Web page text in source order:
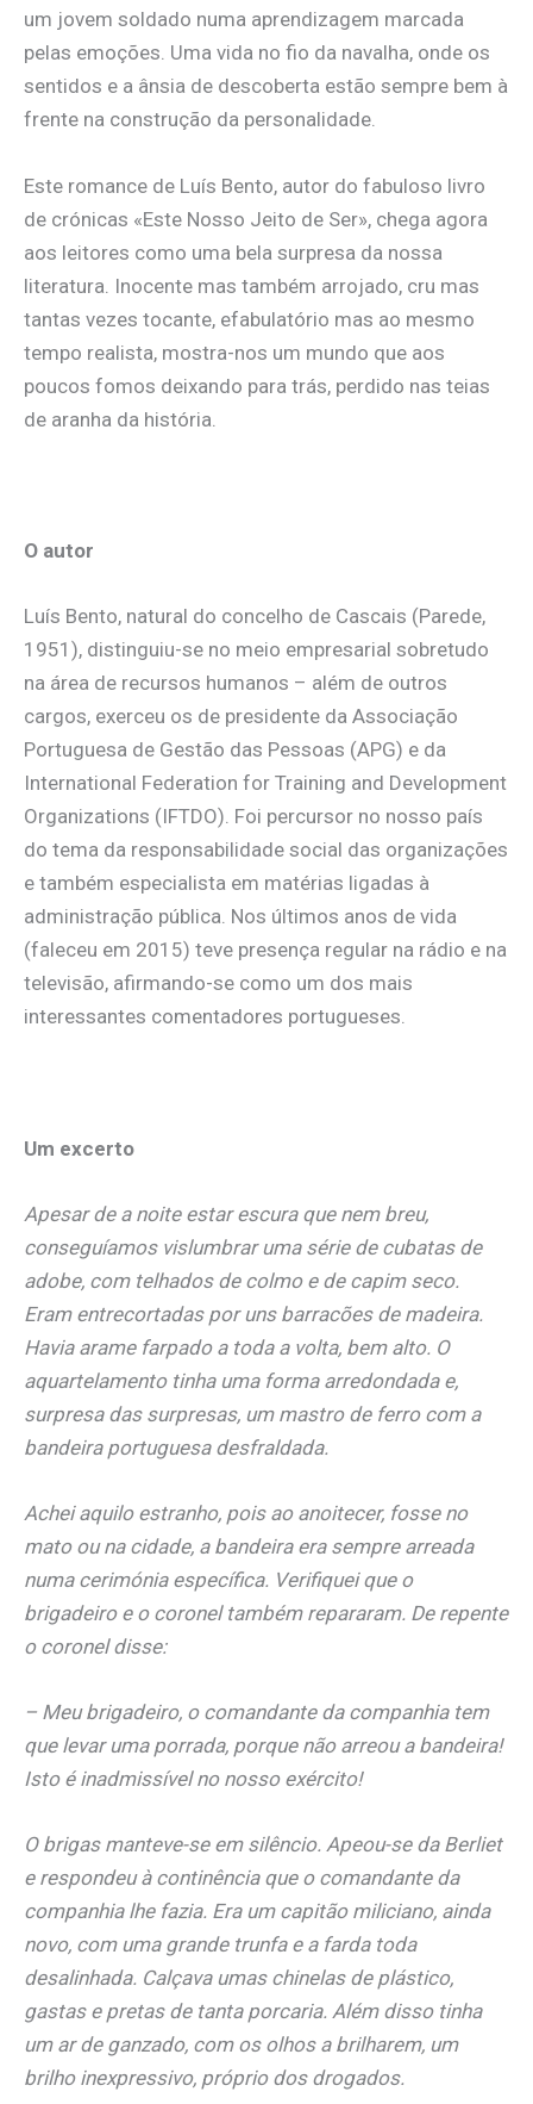
um jovem soldado numa aprendizagem marcada
pelas emoções. Uma vida no fio da navalha, onde os
sentidos e a ânsia de descoberta estão sempre bem à
frente na construção da personalidade.
Este romance de Luís Bento, autor do fabuloso livro
de crónicas «Este Nosso Jeito de Ser», chega agora
aos leitores como uma bela surpresa da nossa
literatura. Inocente mas também arrojado, cru mas
tantas vezes tocante, efabulatório mas ao mesmo
tempo realista, mostra-nos um mundo que aos
poucos fomos deixando para trás, perdido nas teias
de aranha da história.
O autor
Luís Bento, natural do concelho de Cascais (Parede,
1951), distinguiu-se no meio empresarial sobretudo
na área de recursos humanos – além de outros
cargos, exerceu os de presidente da Associação
Portuguesa de Gestão das Pessoas (APG) e da
International Federation for Training and Development
Organi­zations (IFTDO). Foi percursor no nosso país
do tema da responsabilidade social das organizações
e também especialista em matérias ligadas à
administração pública. Nos últimos anos de vida
(faleceu em 2015) teve presença regular na rádio e na
televisão, afirmando-se como um dos mais
interessantes comentadores portugueses.
Um excerto
Apesar de a noite estar escura que nem breu,
conseguíamos vislumbrar uma série de cubatas de
adobe, com telhados de colmo e de capim seco.
Eram entrecortadas por uns barracões de madeira.
Havia arame farpado a toda a volta, bem alto. O
aquartelamento tinha uma forma arredondada e,
surpresa das surpresas, um mastro de ferro com a
bandeira portuguesa desfraldada.
Achei aquilo estranho, pois ao anoitecer, fosse no
mato ou na cidade, a bandeira era sempre arreada
numa cerimónia específica. Verifiquei que o
brigadeiro e o coronel também repararam. De repente
o coronel disse:
– Meu brigadeiro, o comandante da companhia tem
que levar uma porrada, porque não arreou a bandeira!
Isto é inadmissível no nosso exército!
O brigas manteve-se em silêncio. Apeou-se da Berliet
e respondeu à continência que o comandante da
companhia lhe fazia. Era um capitão miliciano, ainda
novo, com uma grande trunfa e a farda toda
desalinhada. Calçava umas chinelas de plástico,
gastas e pretas de tanta porcaria. Além disso tinha
um ar de ganzado, com os olhos a brilharem, um
brilho inexpressivo, próprio dos drogados.